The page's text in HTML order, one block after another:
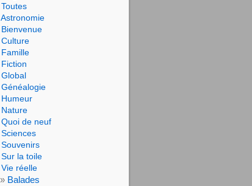
Toutes
Astronomie
Bienvenue
Culture
Famille
Fiction
Global
Généalogie
Humeur
Nature
Quoi de neuf
Sciences
Souvenirs
Sur la toile
Vie réelle
Balades